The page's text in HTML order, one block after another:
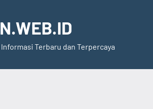
Informasi Terbaru dan Terpercaya